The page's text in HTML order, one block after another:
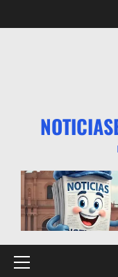
al
Menú